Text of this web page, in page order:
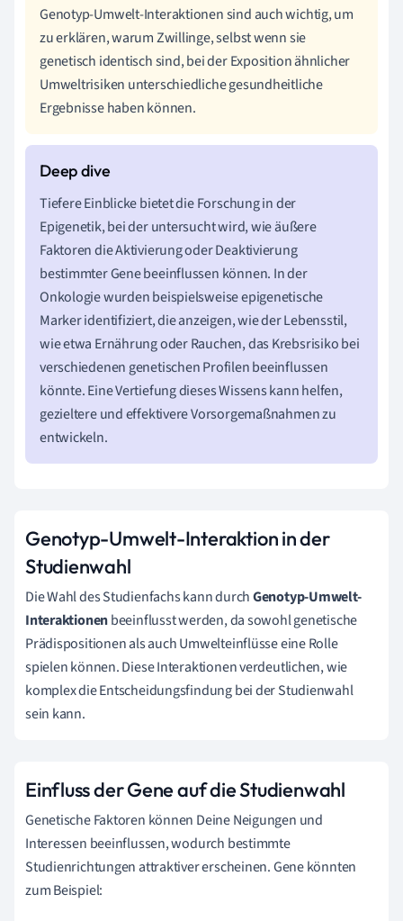
Genotyp-Umwelt-Interaktionen sind auch wichtig, um
zu erklären, warum Zwillinge, selbst wenn sie
genetisch identisch sind, bei der Exposition ähnlicher
Umweltrisiken unterschiedliche gesundheitliche
Ergebnisse haben können.
Tiefere Einblicke bietet die Forschung in der
Epigenetik, bei der untersucht wird, wie äußere
Faktoren die Aktivierung oder Deaktivierung
bestimmter Gene beeinflussen können. In der
Onkologie wurden beispielsweise epigenetische
Marker identifiziert, die anzeigen, wie der Lebensstil,
wie etwa Ernährung oder Rauchen, das Krebsrisiko bei
verschiedenen genetischen Profilen beeinflussen
könnte. Eine Vertiefung dieses Wissens kann helfen,
gezieltere und effektivere Vorsorgemaßnahmen zu
entwickeln.
Genotyp-Umwelt-Interaktion in der
Studienwahl
Die Wahl des Studienfachs kann durchGenotyp-Umwelt-
Interaktionenbeeinflusst werden, da sowohl genetische
Prädispositionen als auch Umwelteinflüsse eine Rolle
spielen können. Diese Interaktionen verdeutlichen, wie
komplex die Entscheidungsfindung bei der Studienwahl
sein kann.
Einfluss der Gene auf die Studienwahl
Genetische Faktoren können Deine Neigungen und
Interessen beeinflussen, wodurch bestimmte
Studienrichtungen attraktiver erscheinen. Gene könnten
zum Beispiel: